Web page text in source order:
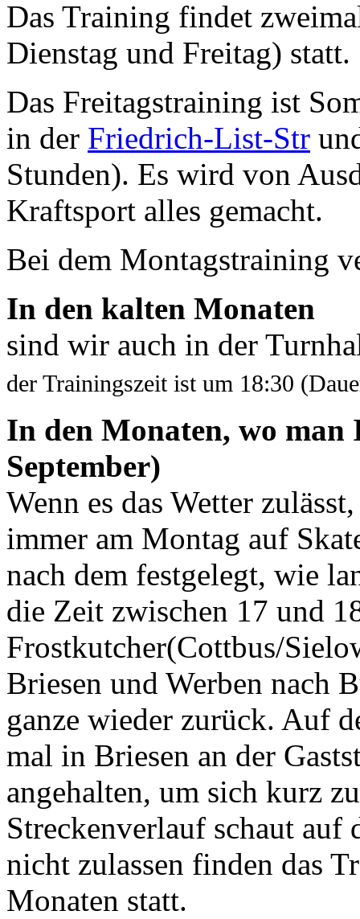
Das Training findet
Dienstag und Freitag) statt.
Das Freitagstraining ist
in der Friedrich-List-Str
Stunden). Es wird von
Kraftsport alles gemacht.
Bei dem Montagstraining
In den kalten Monaten
sind wir auch in der
der Trainingszeit ist um 18:30
In den Monaten, wo
September)
Wenn es das Wetter
immer am Montag auf
nach dem festgelegt, wie
die Zeit zwischen 17 und
Frostkutcher(Cottbus/
Briesen und Werben nach
ganze wieder zurück. Auf
mal in Briesen an der
angehalten, um sich kurz
Streckenverlauf schaut auf
nicht zulassen finden das
Monaten statt.